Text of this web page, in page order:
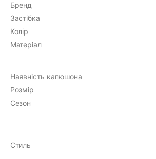
Бренд
Застібка
Колір
Матеріал
Наявність капюшона
Розмір
Сезон
Стиль